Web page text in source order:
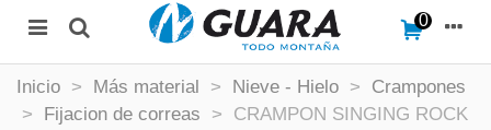
0
Inicio > Más material > Nieve - Hielo >
Crampones
>
Fijacion de correas >
CRAMPON SINGING ROCK